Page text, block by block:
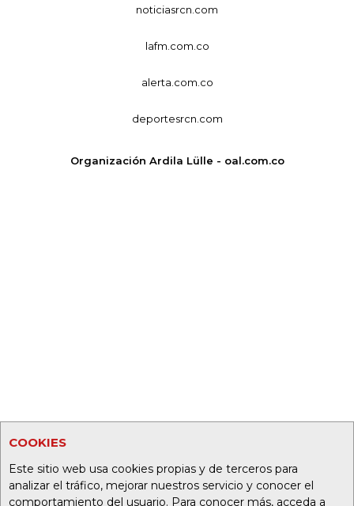
COOKIES
Este sitio web usa cookies propias y de terceros para
analizar el tráfico, mejorar nuestros servicio y conocer el
comportamiento del usuario. Para conocer más, acceda a
noticiasrcn.com
lafm.com.co
alerta.com.co
deportesrcn.com
Organización Ardila Lülle - oal.com.co